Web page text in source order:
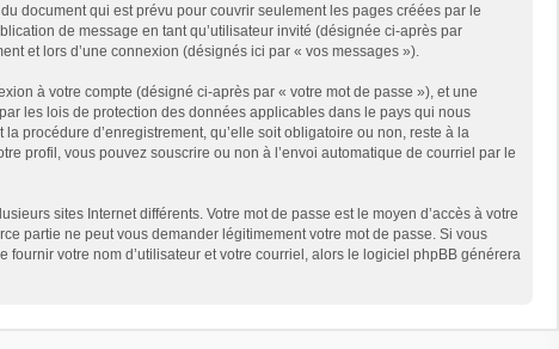
document qui est prévu pour couvrir seulement les pages créées par le
de message en tant qu’utilisateur invité (désignée ci-après par
et lors d’une connexion (désignés ici par « vos messages »).
à votre compte (désigné ci-après par « votre mot de passe »), et une
les lois de protection des données applicables dans le pays qui nous
procédure d’enregistrement, qu’elle soit obligatoire ou non, reste à la
profil, vous pouvez souscrire ou non à l’envoi automatique de courriel par le
sites Internet différents. Votre mot de passe est le moyen d’accès à votre
partie ne peut vous demander légitimement votre mot de passe. Si vous
votre nom d’utilisateur et votre courriel, alors le logiciel phpBB générera